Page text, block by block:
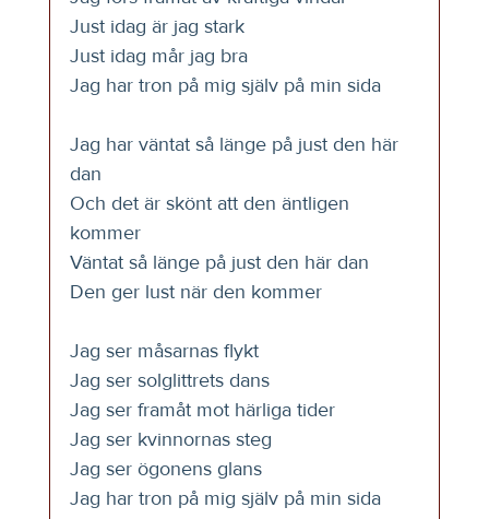
Just idag är jag stark
Just idag mår jag bra
Jag har tron på mig själv på min sida
Jag har väntat så länge på just den här
dan
Och det är skönt att den äntligen
kommer
Väntat så länge på just den här dan
Den ger lust när den kommer
Jag ser måsarnas flykt
Jag ser solglittrets dans
Jag ser framåt mot härliga tider
Jag ser kvinnornas steg
Jag ser ögonens glans
Jag har tron på mig själv på min sida